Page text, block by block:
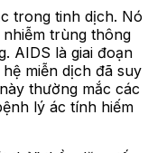
trong tinh dịch. Nó
trùng thông
AIDS là giai đoạn
miễn dịch đã suy
thường mắc các
lý ác tính hiếm